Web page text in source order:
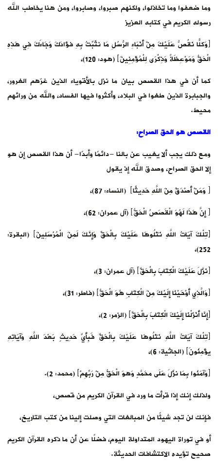
وما ضعفوا وما تخاذلوا، ولكنهم صبروا، وصابروا، ومن هنا يخاطب الله
رسوله الكريم في كتابه العزيز
﴿وَكلًّا نَقُصُّ عَلَيْكَ مِنْ أَنْبَاءِ الرُّسُلِ مَا نثَبِّتُ بِهِ فؤَادَكَ وَجَاءَكَ فِي هَذِهِ
الْحَقُّ وَمَوْعِظَةٌ وَذِكْرَى لِلْمُؤْمِنِينَ﴾ (هود: 120)،
كما أن في هذا القصص بيان ما نزل بالأقوياء الذين غرّهم الغرور،
والجبابرة الذين طغوا في البلاد، وأكثروا فيها الفساد، والله من ورائهم
محيط.
القصص هو الحق الصراح:
ومع ذلك يجب ألا يغيب عن بالنا -دائمًا وأبدًا- أن هذا القصص إن هو
إلا الحق الصراح، وصدق الله إذ يقول
﴿ وَمَنْ أَصْدَقُ مِنَ اللَّهِ حَدِيثًا﴾ (النساء: 87)،
﴿ إِنَّ هَذَا لَهُوَ الْقَصَصُ الْحَقُّ﴾ (آل عمران: 62)،
﴿تِلْكَ آيَاتُ اللَّهِ نَتْلُوهَا عَلَيْكَ بِالْحَقِّ وَإِنَّكَ لَمِنَ الْمُرْسَلِينَ﴾ (البقرة:
252)،
﴿نَزَّلَ عَلَيْكَ الْكِتَابَ بِالْحَقِّ﴾ (آل عمران: 3)،
﴿وَالَّذِي أَوْحَيْنَا إِلَيْكَ مِنَ الْكِتَابِ هُوَ الْحَقُّ﴾ (فاطر: 31)،
﴿إِنَّا أَنْزَلْنَا إِلَيْكَ الْكِتَابَ بِالْحَقِّ﴾ (الزمر: 2)،
﴿تِلْكَ آيَاتُ اللَّهِ نَتْلُوهَا عَلَيْكَ بِالْحَقِّ فَبِأَيِّ حَدِيثٍ بَعْدَ اللَّهِ وَآيَاتِهِ
يؤْمِنُونَ﴾ (الجاثية: 6)،
﴿وَآمَنُوا بِمَا نزِّلَ عَلَى محَمَّدٍ وَهوَ الْحَقُّ مِنْ رَبِّهِمْ﴾ (محمد: 2).
ولذلك إنك إذا قرأت ما ورد في القرآن الكريم من قصص،
فإنك لن تجد شيئًا من المبالغات التي وصلت إلينا من كتب التاريخ،
أو في توراة اليهود المتداولة اليوم، فضلًا عن أن ما ذكره القرآن الكريم
صحيح تؤيده الاكتشافات الحديثة.